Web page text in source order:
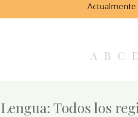
Actualmente
A B C
Lengua: Todos los